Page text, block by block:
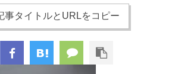
事タイトルとURLをコピー